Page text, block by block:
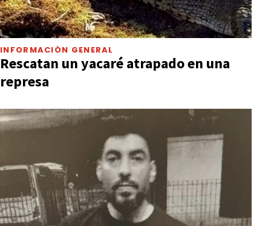
INFORMACIÓN GENERAL
Rescatan un yacaré atrapado en una
represa